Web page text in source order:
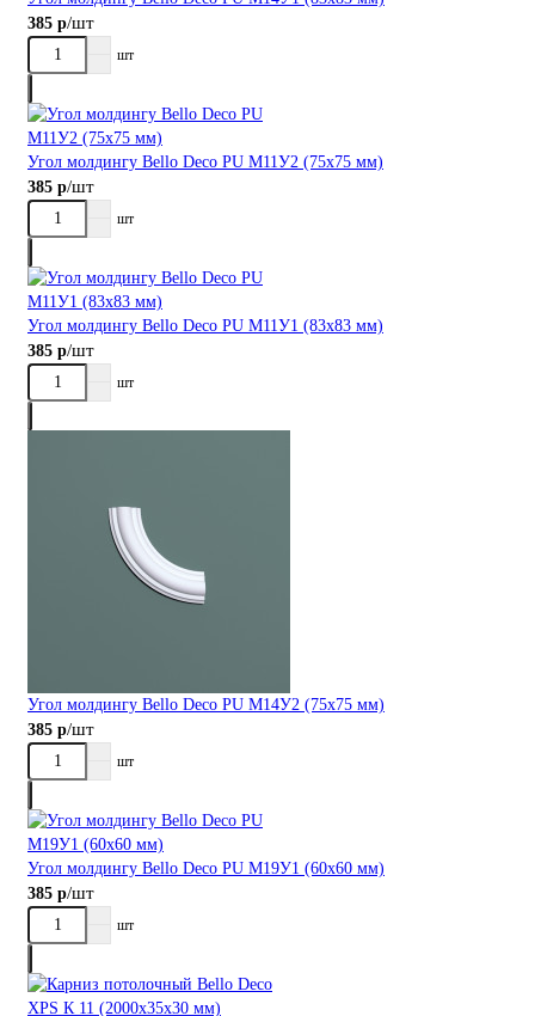
385 р/шт
шт
Угол молдингу Bellо Deco PU М11У2 (75х75 мм)
385 р/шт
шт
Угол молдингу Bellо Deco PU М11У1 (83х83 мм)
385 р/шт
шт
Угол молдингу Bellо Deco PU М14У2 (75х75 мм)
385 р/шт
шт
Угол молдингу Bellо Deco PU М19У1 (60х60 мм)
385 р/шт
шт